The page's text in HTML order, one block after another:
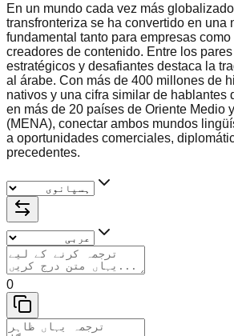
En un mundo cada vez más
transfronteriza se ha convertido en una
fundamental tanto para empresas
creadores de contenido. Entre los
estratégicos y desafiantes destaca la
al árabe. Con más de 400 millones de
nativos y una cifra similar de hablantes
en más de 20 países de Oriente Medio
(MENA), conectar ambos mundos
a oportunidades comerciales,
precedentes.
0